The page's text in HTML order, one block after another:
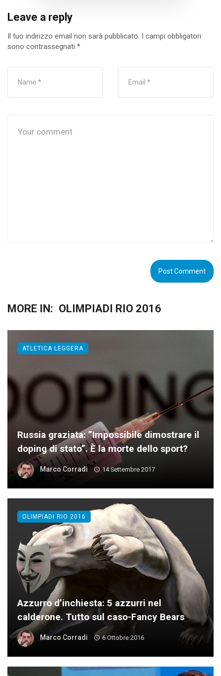
Leave a reply
Il tuo indirizzo email non sarà pubblicato. I campi obbligatori
sono contrassegnati *
MORE IN: OLIMPIADI RIO 2016
Russia graziata: ”Impossibile dimostrare il
doping di stato”. È la morte dello sport?
Marco Corradi 14 Settembre 2017
ATLETICA LEGGERA
Azzurro d’inchiesta: 5 azzurri nel
calderone. Tutto sul caso-Fancy Bears
Marco Corradi 6 Ottobre 2016
OLIMPIADI RIO 2016